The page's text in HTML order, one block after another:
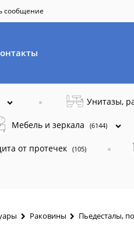
сообщение
Унитазы,
Мебель и зеркала (6144)
от протечек (105)
Раковины Пьедесталы,